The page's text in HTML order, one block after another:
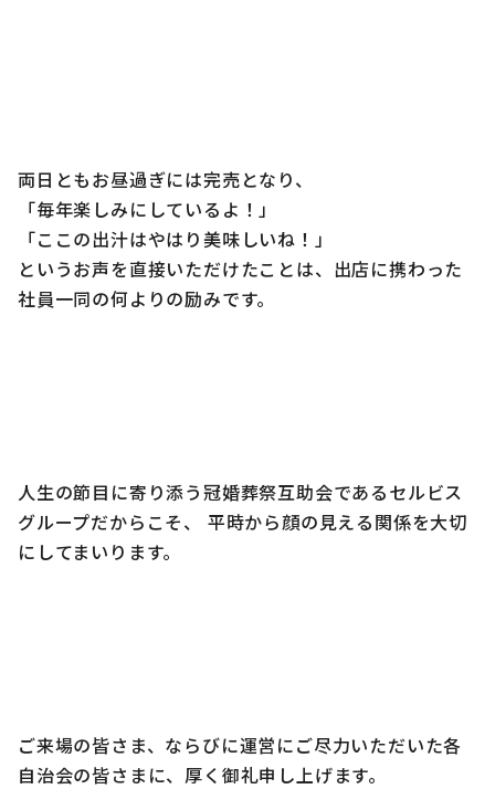
両日ともお昼過ぎには完売となり、
「毎年楽しみにしているよ！」
「ここの出汁はやはり美味しいね！」
というお声を直接いただけたことは、出店に携わった
社員一同の何よりの励みです。
人生の節目に寄り添う冠婚葬祭互助会であるセルビス
グループだからこそ、 平時から顔の見える関係を大切
にしてまいります。
ご来場の皆さま、ならびに運営にご尽力いただいた各
自治会の皆さまに、厚く御礼申し上げます。